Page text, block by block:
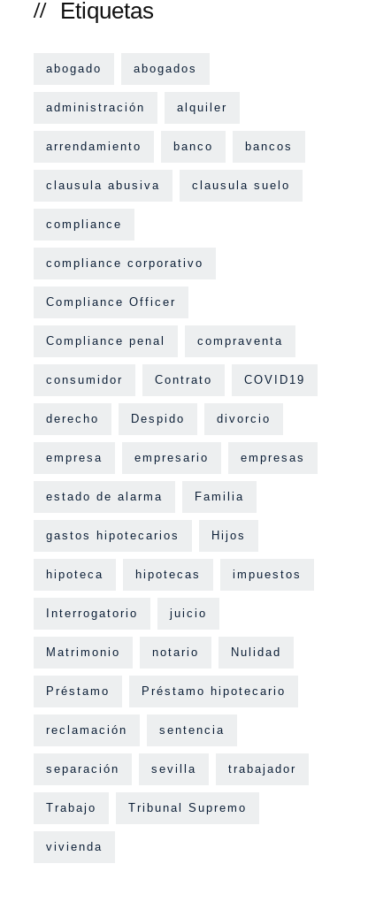
Etiquetas
abogado abogados
administración alquiler
arrendamiento banco bancos
clausula abusiva clausula suelo
compliance
compliance corporativo
Compliance Officer
Compliance penal compraventa
consumidor Contrato COVID19
derecho Despido divorcio
empresa empresario empresas
estado de alarma Familia
gastos hipotecarios Hijos
hipoteca hipotecas impuestos
Interrogatorio juicio
Matrimonio notario Nulidad
Préstamo Préstamo hipotecario
reclamación sentencia
separación sevilla trabajador
Trabajo Tribunal Supremo
vivienda